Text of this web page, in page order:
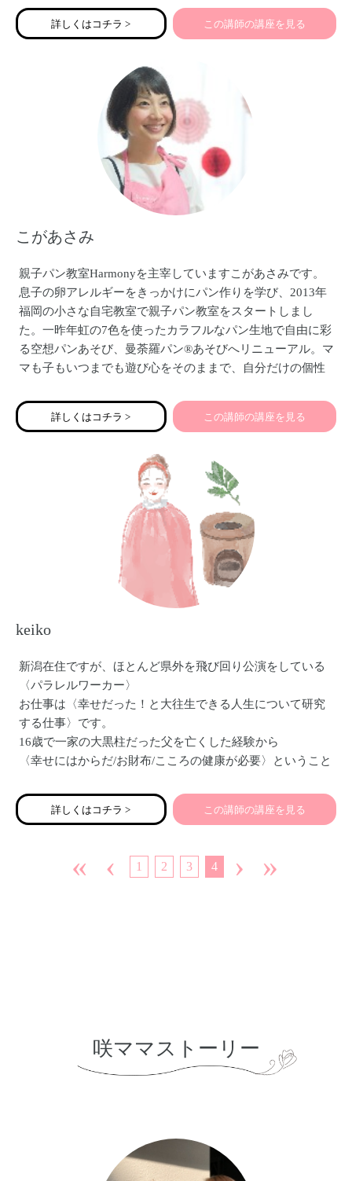
詳しくはコチラ > この講師の講座を見る
こがあさみ
親子パン教室Harmonyを主宰していますこがあさみです。
息子の卵アレルギーをきっかけにパン作りを学び、2013年
福岡の小さな自宅教室で親子パン教室をスタートしまし
た。一昨年虹の7色を使ったカラフルなパン生地で自由に彩
る空想パンあそび、曼荼羅パン®あそびへリニューアル。マ
マも子もいつまでも遊び心をそのままで、自分だけの個性
インでもはじめます。
お会いできるのを楽しみにしています。
詳しくはコチラ > この講師の講座を見る
keiko
新潟在住ですが、ほとんど県外を飛び回り公演をしている
〈パラレルワーカー〉
お仕事は〈幸せだった！と大往生できる人生について研究
する仕事〉です。
16歳で一家の大黒柱だった父を亡くした経験から
〈幸せにはからだ/お財布/こころの健康が必要〉ということ
フワークとしています。
具体的には〈看護師資格取得後、病棟勤務、現代人女性に
〈子育て世代〜リタイア世代までの節約・貯蓄勉強会の主
催〉〈人間関係をよくするシェア会〉をしています。
詳しくはコチラ > この講師の講座を見る
« ‹ 1 2 3 4 › »
咲ママストーリー